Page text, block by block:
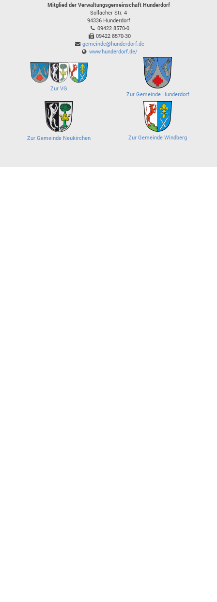
Mitglied der Verwaltungsgemeinschaft Hunderdorf
Sollacher Str. 4
94336 Hunderdorf
09422 8570-0
09422 8570-30
gemeinde@hunderdorf.de
www.hunderdorf.de/
Zur VG
Zur Gemeinde Hunderdorf
Zur Gemeinde Neukirchen Zur Gemeinde Windberg